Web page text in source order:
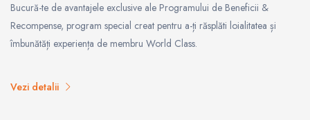
Bucură-te de avantajele exclusive ale Programului de Beneficii &
Recompense, program special creat pentru a-ți răsplăti loialitatea și
îmbunătăți experiența de membru World Class.
Vezi detalii